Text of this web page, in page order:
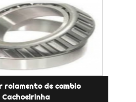
rolamento de cambio
Cachoeirinha